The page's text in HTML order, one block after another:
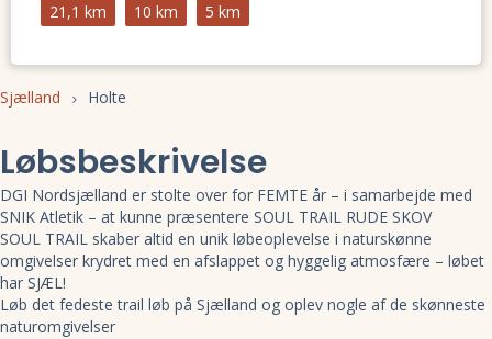
21,1 km
10 km 5 km
Sjælland Holte
Løbsbeskrivelse
DGI Nordsjælland er stolte over for FEMTE år – i samarbejde med
SNIK Atletik – at kunne præsentere SOUL TRAIL RUDE SKOV
SOUL TRAIL skaber altid en unik løbeoplevelse i naturskønne
omgivelser krydret med en afslappet og hyggelig atmosfære – løbet
har SJÆL!
Løb det fedeste trail løb på Sjælland og oplev nogle af de skønneste
naturomgivelser